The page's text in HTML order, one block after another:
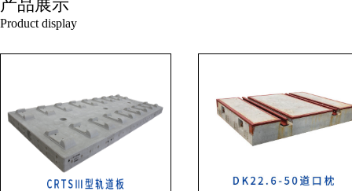
产品展示
Product display